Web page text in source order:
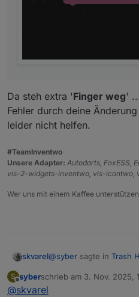
Da steh extra 'Finger weg'
Fehler durch deine
leider nicht helfen.
#TeamInventwo
Unsere Adapter: Autodarts, FoxESS,
vis-2-widgets-inventwo, vis-icontwo,
Wer uns mit einem Kaffee
skvarel@syber sagte in Trash
S
Offline
syberschrieb am 3. Nov. 2025,
zuletzt editiert von
@skvarel